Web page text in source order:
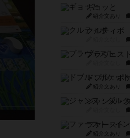
ギョッと
紹介文あり
クルティボ
ブラヴェスト
紹介文あり
紹介文あり